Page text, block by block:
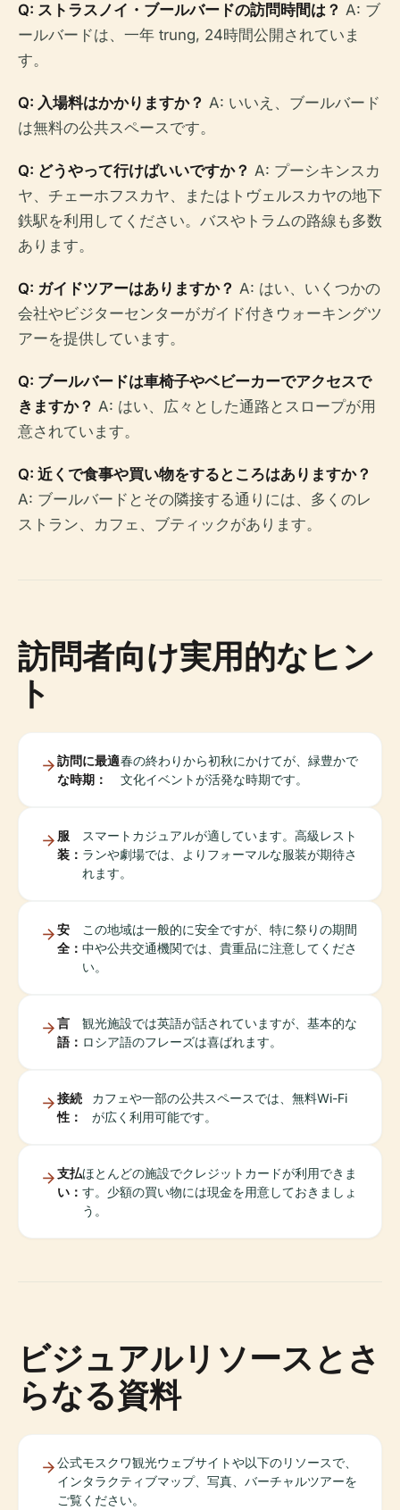
Q: ストラスノイ・ブールバードの訪問時間は？ A: ブ
ールバードは、一年 trung, 24時間公開されていま
す。
Q: 入場料はかかりますか？ A: いいえ、ブールバード
は無料の公共スペースです。
Q: どうやって行けばいいですか？ A: プーシキンスカ
ヤ、チェーホフスカヤ、またはトヴェルスカヤの地下
鉄駅を利用してください。バスやトラムの路線も多数
あります。
Q: ガイドツアーはありますか？ A: はい、いくつかの
会社やビジターセンターがガイド付きウォーキングツ
アーを提供しています。
Q: ブールバードは車椅子やベビーカーでアクセスで
きますか？ A: はい、広々とした通路とスロープが用
意されています。
Q: 近くで食事や買い物をするところはありますか？
A: ブールバードとその隣接する通りには、多くのレ
ストラン、カフェ、ブティックがあります。
訪問者向け実用的なヒン
ト
訪問に最適
な時期：
春の終わりから初秋にかけてが、緑豊かで
文化イベントが活発な時期です。
服
装：
スマートカジュアルが適しています。高級レスト
ランや劇場では、よりフォーマルな服装が期待さ
れます。
安
全：
この地域は一般的に安全ですが、特に祭りの期間
中や公共交通機関では、貴重品に注意してくださ
い。
言
語：
観光施設では英語が話されていますが、基本的な
ロシア語のフレーズは喜ばれます。
接続
性：
カフェや一部の公共スペースでは、無料Wi-Fi
が広く利用可能です。
支払
い：
ほとんどの施設でクレジットカードが利用できま
す。少額の買い物には現金を用意しておきましょ
う。
ビジュアルリソースとさ
らなる資料
公式モスクワ観光ウェブサイトや以下のリソースで、
インタラクティブマップ、写真、バーチャルツアーを
ご覧ください。